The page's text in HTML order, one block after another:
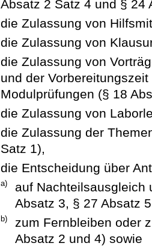
Absatz 2 Satz 4 und § 24
die Zulassung von
die Zulassung von
die Zulassung von
und der
Modulprüfungen (§ 18
die Zulassung von
die Zulassung der
Satz 1),
die Entscheidung über
a)
auf Nachteilsausgleich
Absatz 3, § 27 Absatz
b)
zum Fernbleiben oder
Absatz 2 und 4) sowie